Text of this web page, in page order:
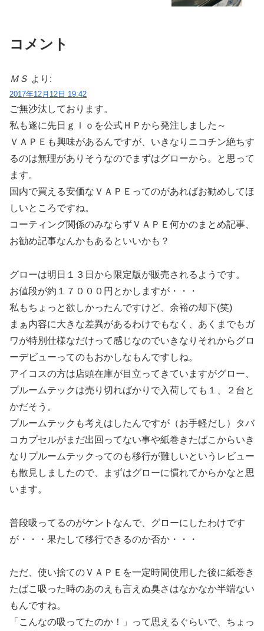
コメント
ＭＳ より:
2017年12月12日 19:42
ご無沙汰しております。
私も遂に先日ｇｌｏを公式ＨＰから発注しました～
ＶＡＰＥも興味があるんですが、いきなりニコチン絶ちす
るのは無理がありそうなのでまずはグローから。と思って
ます。
国内で買える安価なＶＡＰＥってのがあればお勧めしてほ
しいところですね。
コーティング関係のみならずＶＡＰＥ何かのまとめ記事、
お勧め記事なんかもあるといいかも？
グローは明日１３日から限定版が販売されるようです。
お値段が約１７０００円とかしますが・・・
私もちょっと欲しかったんですけど、余裕の却下(笑)
まぁ内容に大きな差異があるわけでもなく、あくまでもガ
ワが特別仕様なだけって感じなのでいきなりそれからグロ
ーデビューってのもおかしなもんですしね。
アイコスの方は店頭在庫が目立ってきていますがグロー、
プルームテックは売り切ればかりで入荷しても１、２台と
かだそう。
プルームテックも考えはしたんですが（お手軽だし）タバ
コカプセルがまだ出回ってない事や紙巻きたばこからいき
なりプルームテックってのも移行が難しいというレビュー
も散見しましたので、まずはグローに慣れてからかなと思
います。
普段吸ってるのがケントなんで、グローにしたわけです
が・・・果たして移行できるのか否か・・・
ただ、使い捨てのＶＡＰＥを一定時間使用した後に紙巻き
たばこ吸った時のあのえも言えぬ臭さはなかなか半端ない
もんですね。
「こんなの吸ってたのか！」って思えるぐらいで、ちょっ